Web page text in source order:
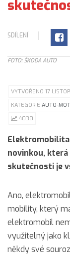
SDÍLENÍ
FOTO: ŠKODA AUTO
VYTVOŘENO 17
KATEGORIE AUTO-
4030
novinkou, která
skutečnosti je
Ano,
mobility, který
elektromobil
využitelný jako
někdy své